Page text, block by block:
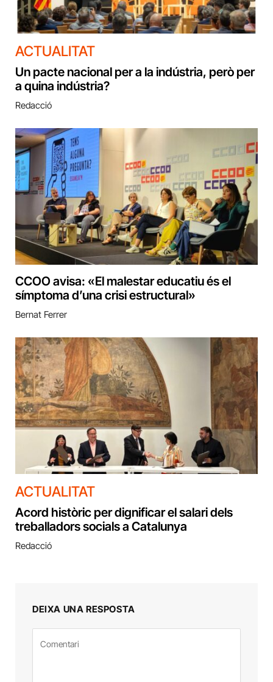
ACTUALITAT
Un pacte nacional per a la indústria, però per
a quina indústria?
Redacció
CCOO avisa: «El malestar educatiu és el
símptoma d’una crisi estructural»
Bernat Ferrer
ACTUALITAT
Acord històric per dignificar el salari dels
treballadors socials a Catalunya
Redacció
DEIXA UNA RESPOSTA